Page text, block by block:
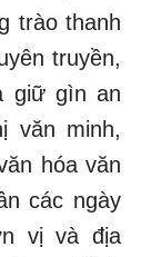
trào thanh
truyền,
giữ gìn an
văn minh,
hóa văn
các ngày
vị và địa